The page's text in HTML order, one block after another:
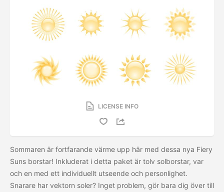
LICENSE INFO
Sommaren är fortfarande värme upp här med dessa nya Fiery
Suns borstar! Inkluderat i detta paket är tolv solborstar, var
och en med ett individuellt utseende och personlighet.
Snarare har vektorn soler? Inget problem, gör bara dig över till